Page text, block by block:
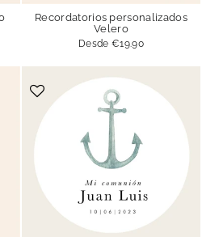
Recordatorios personalizados
Velero
Desde €19.90